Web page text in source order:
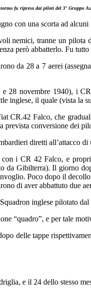
fu ripreso dai piloti del 3° Gruppo
con una scorta ad
nemici, tranne un pilota
però abbatterlo. Fu
da 28 a 7 aerei
28 novembre 1940), i
inglese, il quale (vista la
CR.42 Falco, che
prevista conversione dei
diretti all’attacco
i CR 42 Falco, e
da Gibilterra). Il giorno
Poco dopo il
di aver abbattuto due
inglese pilotato
“quadro”, e per tale
delle tappe
e il 24 dello stesso